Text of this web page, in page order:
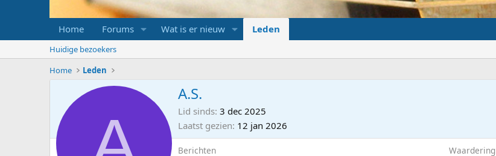
Home Forums Wat is er nieuw Leden
Huidige bezoekers
Home
Leden
A.S.
Lid sinds 3 dec 2025
Laatst gezien 12 jan 2026
Berichten Waardering